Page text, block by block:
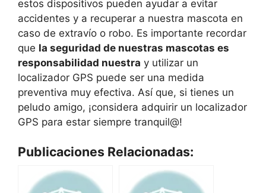
estos dispositivos pueden ayudar a evitar
accidentes y a recuperar a nuestra mascota en
caso de extravío o robo. Es importante recordar
que la seguridad de nuestras mascotas es
responsabilidad nuestra y utilizar un
localizador GPS puede ser una medida
preventiva muy efectiva. Así que, si tienes un
peludo amigo, ¡considera adquirir un localizador
GPS para estar siempre tranquil@!
Publicaciones Relacionadas: